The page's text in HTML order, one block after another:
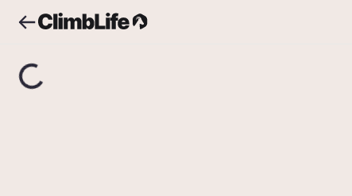
Vyhledávání
Upozornění